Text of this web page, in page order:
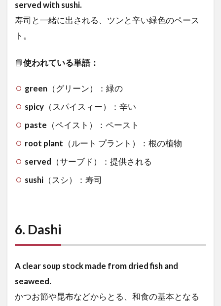
served with sushi.
寿司と一緒に出される、ツンと辛い緑色のペース
ト。
📘使われている単語：
green （グリーン）：緑の
spicy （スパイスィー）：辛い
paste （ペイスト）：ペースト
root plant （ルート プラント）：根の植物
served （サーブド）：提供される
sushi （スシ）：寿司
6. Dashi
A clear soup stock made from dried fish and
seaweed.
かつお節や昆布などからとる、和食の基本となる